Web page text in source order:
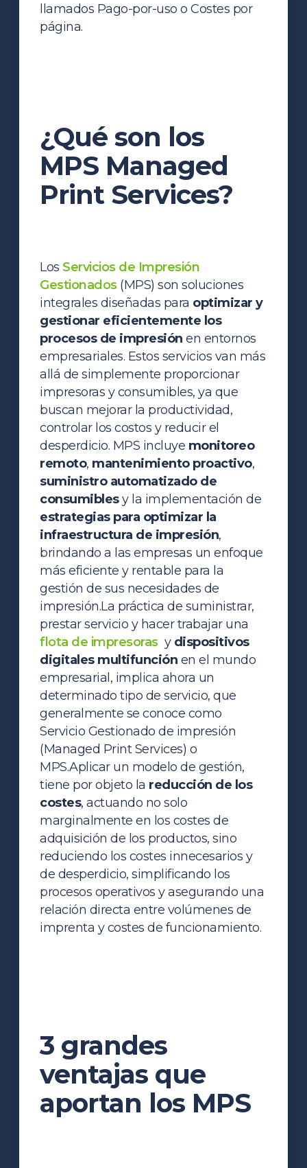
llamados Pago-por-uso o Costes por
página.
¿Qué son los
MPS Managed
Print Services?
LosServicios de Impresión
Gestionados (MPS) son soluciones
integrales diseñadas para optimizar y
gestionar eficientemente los
procesos de impresiónen entornos
empresariales. Estos servicios van más
allá de simplemente proporcionar
impresoras y consumibles, ya que
buscan mejorar la productividad,
controlar los costos y reducir el
desperdicio. MPS incluye monitoreo
remoto, mantenimiento proactivo,
suministro automatizado de
consumiblesy la implementación de
estrategias para optimizar la
infraestructura de impresión,
brindando a las empresas un enfoque
más eficiente y rentable para la
gestión de sus necesidades de
impresión.La práctica de suministrar,
prestar servicio y hacer trabajar una
flota de impresorasy dispositivos
digitales multifunción en el mundo
empresarial, implica ahora un
determinado tipo de servicio, que
generalmente se conoce como
Servicio Gestionado de impresión
(Managed Print Services) o
MPS.Aplicar un modelo de gestión,
tiene por objeto la reducción de los
costes, actuando no solo
marginalmente en los costes de
adquisición de los productos, sino
reduciendo los costes innecesarios y
de desperdicio, simplificando los
procesos operativos y asegurando una
relación directa entre volúmenes de
imprenta y costes de funcionamiento.
3 grandes
ventajas que
aportan los MPS